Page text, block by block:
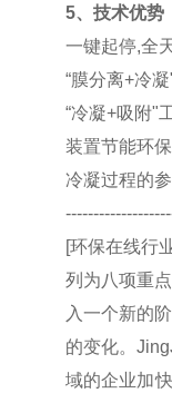
5、技术优势
一键起停,全
“膜分离+冷
“冷凝+吸附"
装置节能环
冷凝过程的
[环保在线行
列为八项重
入一个新的
的变化。
域的企业加